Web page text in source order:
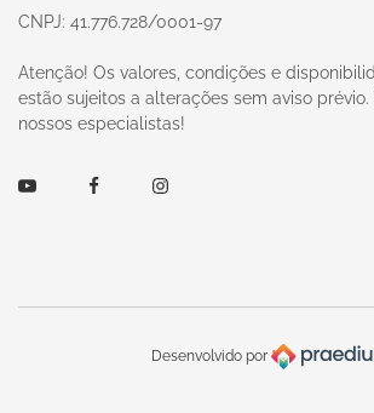
CNPJ: 41.776.728/0001-97
Atenção! Os valores, condições e
estão sujeitos a alterações sem aviso
nossos especialistas!
Youtube FacebookInstagram
Desenvolvido por